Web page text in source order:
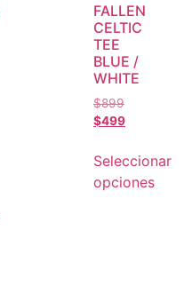
FALLEN
CELTIC
TEE
BLUE /
WHITE
$899
$499
Seleccionar
opciones